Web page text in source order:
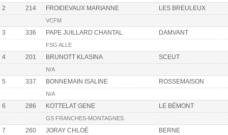
2 214 FROIDEVAUX MARIANNE LES BREULEUX
VCFM
3 336 PAPE JUILLARD CHANTAL DAMVANT
FSG ALLE
4 201 BRUNOTT KLASINA SCEUT
N/A
5 337 BONNEMAIN ISALINE ROSSEMAISON
N/A
6 286 KOTTELAT GENE LE BÉMONT
GS FRANCHES-MONTAGNES
7 260 JORAY CHLOÉ BERNE